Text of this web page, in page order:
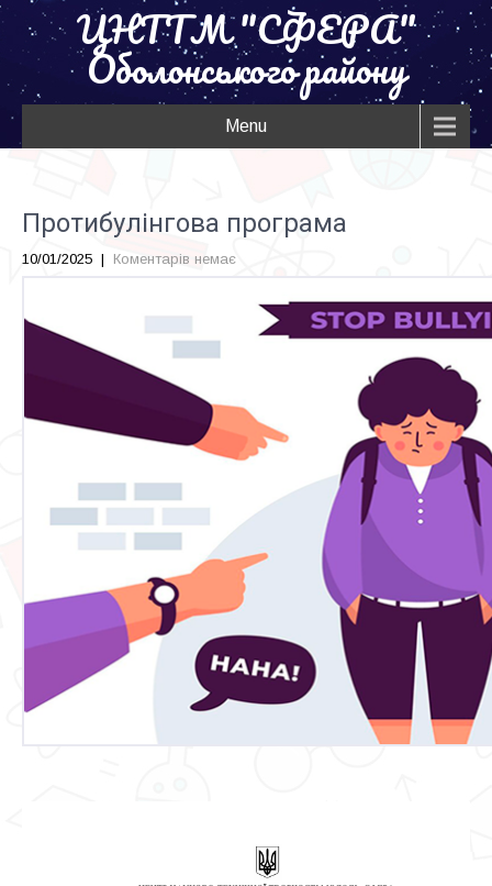
ЦНТТМ "СФЕРА"
Оболонського району
Menu
Протибулінгова програма
10/01/2025 | Коментарів немає